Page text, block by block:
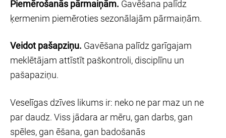
Piemērošanās pārmaiņām. Gavēšana palīdz
ķermenim piemēroties sezonālajām pārmaiņām.
Veidot pašapziņu. Gavēšana palīdz garīgajam
meklētājam attīstīt paškontroli, disciplīnu un
pašapaziņu.
Veselīgas dzīves likums ir: neko ne par maz un ne
par daudz. Viss jādara ar mēru, gan darbs, gan
spēles, gan ēšana, gan badošanās